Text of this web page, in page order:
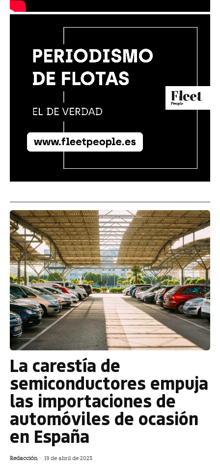
La carestía de
semiconductores empuja
las importaciones de
automóviles de ocasión
en España
Redacción - 19 de abril de 2023